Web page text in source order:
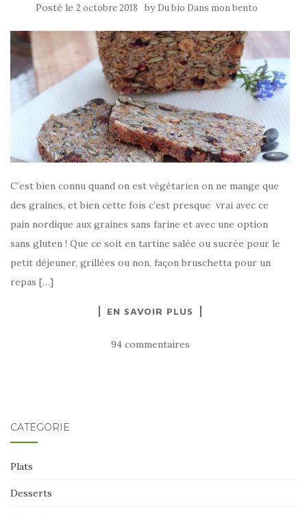
Posté le 2 octobre 2018 by Du bio Dans mon bento
C’est bien connu quand on est végétarien on ne mange que
des graines, et bien cette fois c’est presque vrai avec ce
pain nordique aux graines sans farine et avec une option
sans gluten ! Que ce soit en tartine salée ou sucrée pour le
petit déjeuner, grillées ou non, façon bruschetta pour un
repas […]
EN SAVOIR PLUS
94 commentaires
CATÉGORIE
Plats
Desserts